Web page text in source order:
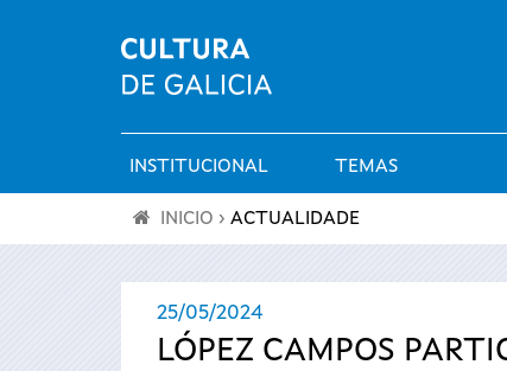
Menú
principal
INSTITUCIONAL TEMAS
está
INICIO › ACTUALIDADE
25/05/2024
LÓPEZ CAMPOS